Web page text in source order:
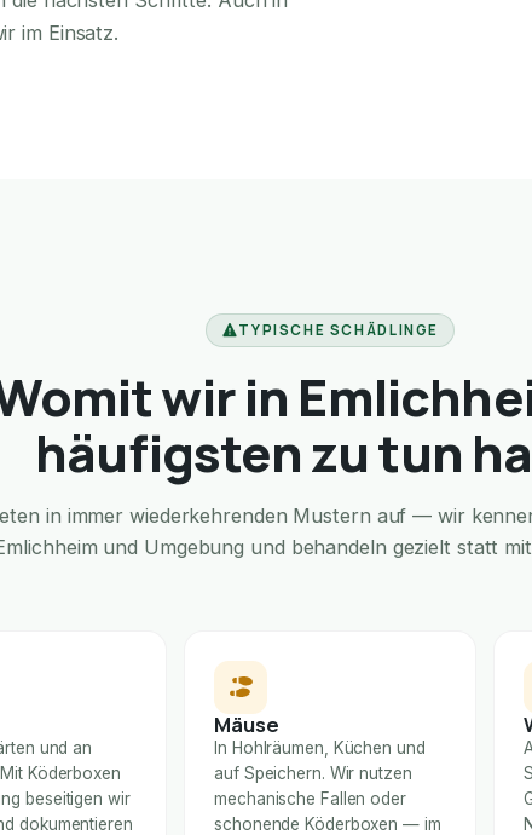
im Einsatz.
TYPISCHE SCHÄDLINGE
wir in
häufigsten zu tun
in immer wiederkehrenden Mustern auf — wir
und Umgebung und behandeln gezielt statt
und an
Köderboxen
beseitigen wir
dokumentieren
Mäuse
In Hohlräumen, Küchen und
auf Speichern. Wir nutzen
mechanische Fallen oder
schonende Köderboxen — im